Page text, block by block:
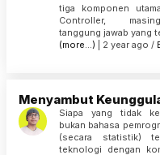
tiga komponen
Controller,
tanggung jawab yang
(more…) | 2 year ago /
Menyambut
Siapa yang tidak
bukan bahasa
(secara statistik)
teknologi dengan